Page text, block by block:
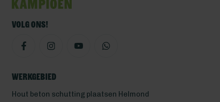
Volg ons!
Werkgebied
Hout beton schutting plaatsen Helmond